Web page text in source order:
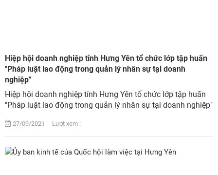
Hiệp hội doanh nghiệp tỉnh Hưng Yên tổ chức lớp tập huấn
"Pháp luật lao động trong quản lý nhân sự tại doanh
nghiệp"
Hiệp hội doanh nghiệp tỉnh Hưng Yên tổ chức lớp tập huấn
"Pháp luật lao động trong quản lý nhân sự tại doanh nghiệp"
27/09/2021 Lượt xem :